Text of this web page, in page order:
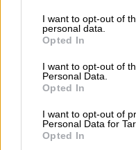
not limited to your visit or
grant or deny consent to
use your data for below
consent section.
I want to opt-out of
personal data.
Opted In
I want to opt-out of
Personal Data.
Opted In
I want to opt-out of
Personal Data for
Opted In
μεταξύ των
Λιβύη".